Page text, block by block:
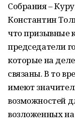
Собрания –
Константин
что призывные
председатели
которые на
связаны. В то
имеют
возможностей
возложенных